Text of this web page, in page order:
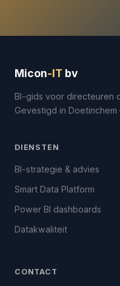
Micon-IT bv
BI-gids voor directeuren
Gevestigd in
DIENSTEN
BI-strategie & advies
Smart Data Platform
Power BI dashboards
Datakwaliteit
CONTACT